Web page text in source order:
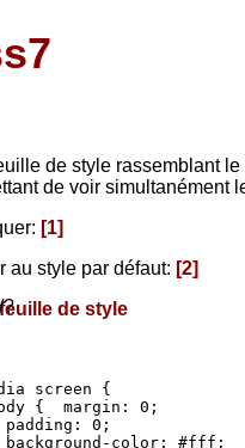
?
de style rassemblant
de voir simultanément
[1]
au style par défaut: [2]
feuille de style
screen {
{  margin: 0;
padding: 0;
background-color: #fff;